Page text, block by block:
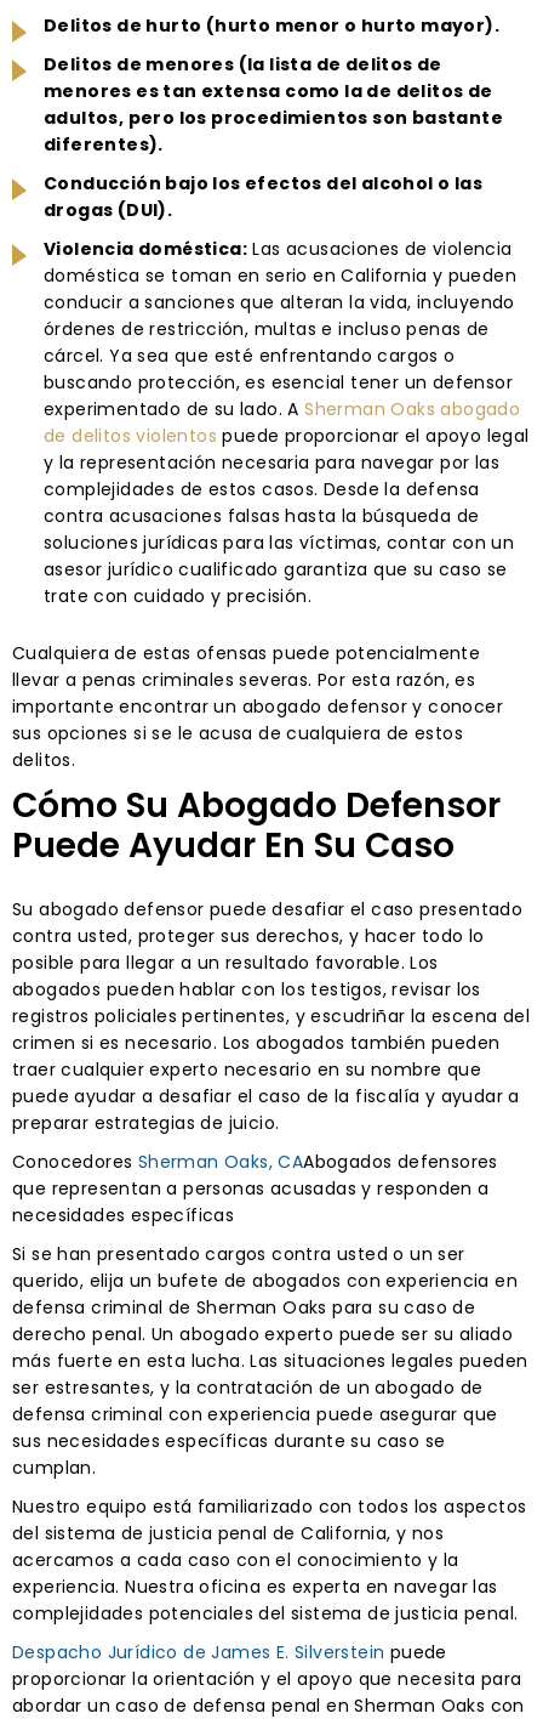
Delitos de hurto (hurto menor o hurto mayor).
Delitos de menores (la lista de delitos de
menores es tan extensa como la de delitos de
adultos, pero los procedimientos son bastante
diferentes).
Conducción bajo los efectos del alcohol o las
drogas (DUI).
Violencia doméstica: Las acusaciones de violencia
doméstica se toman en serio en California y pueden
conducir a sanciones que alteran la vida, incluyendo
órdenes de restricción, multas e incluso penas de
cárcel. Ya sea que esté enfrentando cargos o
buscando protección, es esencial tener un defensor
experimentado de su lado. ASherman Oaks abogado
de delitos violentos puede proporcionar el apoyo legal
y la representación necesaria para navegar por las
complejidades de estos casos. Desde la defensa
contra acusaciones falsas hasta la búsqueda de
soluciones jurídicas para las víctimas, contar con un
asesor jurídico cualificado garantiza que su caso se
trate con cuidado y precisión.
Cualquiera de estas ofensas puede potencialmente
llevar a penas criminales severas. Por esta razón, es
importante encontrar un abogado defensor y conocer
sus opciones si se le acusa de cualquiera de estos
delitos.
Cómo Su Abogado Defensor
Puede Ayudar En Su Caso
Su abogado defensor puede desafiar el caso presentado
contra usted, proteger sus derechos, y hacer todo lo
posible para llegar a un resultado favorable. Los
abogados pueden hablar con los testigos, revisar los
registros policiales pertinentes, y escudriñar la escena del
crimen si es necesario. Los abogados también pueden
traer cualquier experto necesario en su nombre que
puede ayudar a desafiar el caso de la fiscalía y ayudar a
preparar estrategias de juicio.
Conocedores Sherman Oaks, CAAbogados defensores
que representan a personas acusadas y responden a
necesidades específicas
Si se han presentado cargos contra usted o un ser
querido, elija un bufete de abogados con experiencia en
defensa criminal de Sherman Oaks para su caso de
derecho penal. Un abogado experto puede ser su aliado
más fuerte en esta lucha. Las situaciones legales pueden
ser estresantes, y la contratación de un abogado de
defensa criminal con experiencia puede asegurar que
sus necesidades específicas durante su caso se
cumplan.
Nuestro equipo está familiarizado con todos los aspectos
del sistema de justicia penal de California, y nos
acercamos a cada caso con el conocimiento y la
experiencia. Nuestra oficina es experta en navegar las
complejidades potenciales del sistema de justicia penal.
Despacho Jurídico de James E. Silverstein puede
proporcionar la orientación y el apoyo que necesita para
abordar un caso de defensa penal en Sherman Oaks con